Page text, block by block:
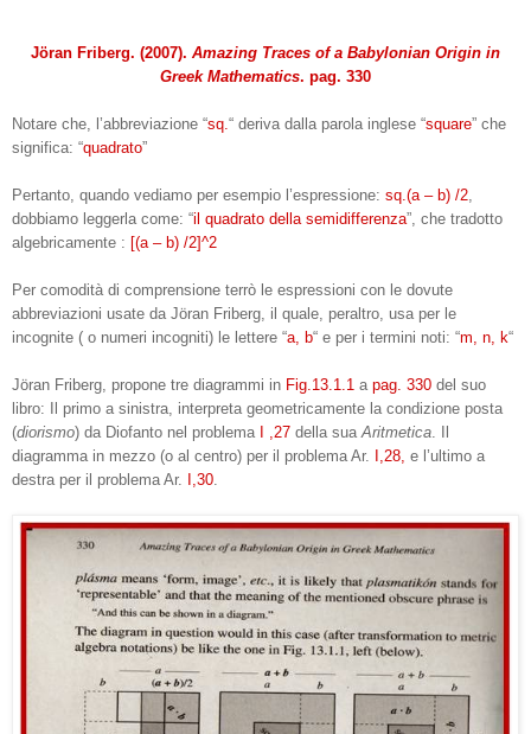
Jöran Friberg. (2007). Amazing Traces of a Babylonian Origin in
Greek Mathematics. pag. 330
Notare che, l’abbreviazione “sq. “ deriva dalla parola inglese “square” che
significa: “quadrato”
Pertanto, quando vediamo per esempio l’espressione: sq.(a – b) /2
dobbiamo leggerla come: “il quadrato della semidifferenza”, che tradotto
algebricamente : [(a – b) /2]^2
Per comodità di comprensione terrò le espressioni con le dovute
abbreviazioni usate da Jöran Friberg, il quale, peraltro, usa per le
incognite ( o numeri incogniti) le lettere “a, b“ e per i termini noti: “m, n, k“
Jöran Friberg, propone tre diagrammi in Fig.13.1.1 a pag. 330 del suo
libro: Il primo a sinistra, interpreta geometricamente la condizione posta
(diorismo) da Diofanto nel problema I ,27 della sua Aritmetica Il
diagramma in mezzo (o al centro) per il problema Ar. I,28, e l’ultimo a
destra per il problema Ar. I,30